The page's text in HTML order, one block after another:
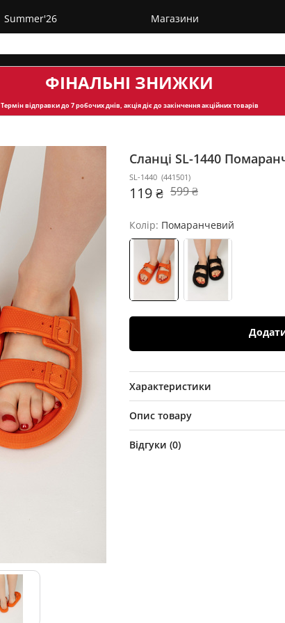
Summer'26 Магазини
ФІНАЛЬНІ ЗНИЖКИ
Термін відправкидо 7 робочих днів, акція діє до закінчення акційних товарів
Сланці SL-1440
SL-1440 (441501)
119 ₴ 599 ₴
Колір: Помаранчевий
Характеристики
Опис товару
Відгуки (0)